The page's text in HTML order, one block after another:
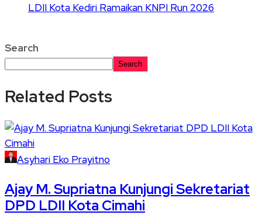
LDII Kota Kediri Ramaikan KNPI Run 2026
Search
Search
Related Posts
Asyhari Eko Prayitno
Ajay M. Supriatna Kunjungi Sekretariat
DPD LDII Kota Cimahi